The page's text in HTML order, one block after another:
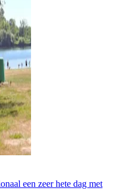
een zeer hete dag met